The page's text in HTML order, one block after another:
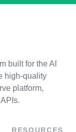
built for the AI
high-quality
platform,
RESOURCES